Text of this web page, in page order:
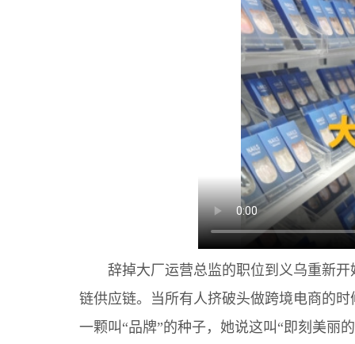
辞掉大厂运营总监的职位到义乌重新开
链供应链。当所有人挤破头做跨境电商的
一颗叫“品牌”的种子，她说这叫“即刻美丽